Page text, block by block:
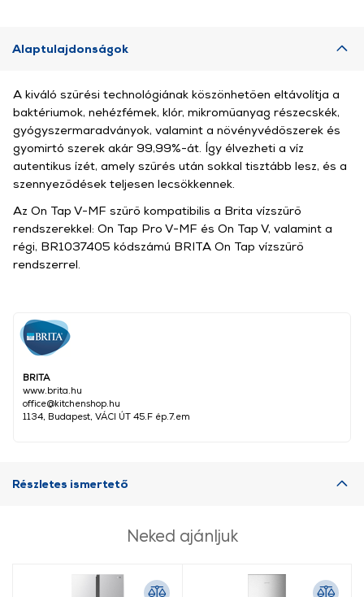
Alaptulajdonságok
BRITA
www.brita.hu
office@kitchenshop.hu
1134, Budapest, VÁCI ÚT 45.F ép.7.em
A kiváló szűrési technológiának köszönhetően eltávolítja a
baktériumok, nehézfémek, klór, mikroműanyag részecskék,
gyógyszermaradványok, valamint a növényvédőszerek és
gyomirtó szerek akár 99,99%-át. Így élvezheti a víz
autentikus ízét, amely szűrés után sokkal tisztább lesz, és a
szennyeződések teljesen lecsökkennek.
Az On Tap V-MF szűrő kompatibilis a Brita vízszűrő
rendszerekkel: On Tap Pro V-MF és On Tap V, valamint a
régi, BR1037405 kódszámú BRITA On Tap vízszűrő
rendszerrel.
Részletes ismertető
Neked ajánljuk